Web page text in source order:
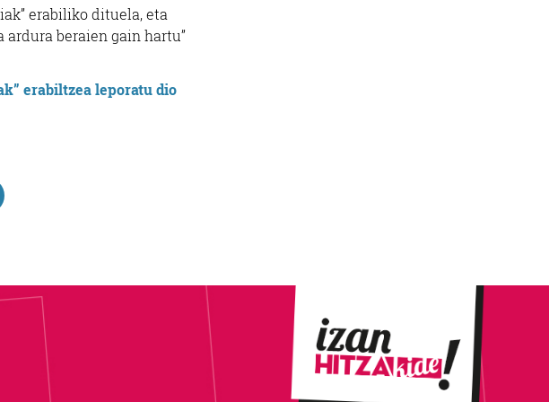
erabiliko dituela, eta
ardura beraien gain hartu”
erabiltzea leporatu dio